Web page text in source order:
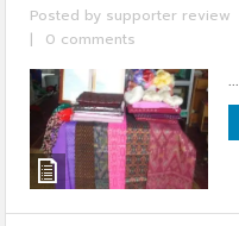
Posted by supporter review
|
0 comments
...